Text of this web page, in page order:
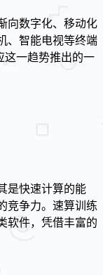
向数字化、移动化
、智能电视等终端
这一趋势推出的一
是快速计算的能
竞争力。速算训练
软件，凭借丰富的